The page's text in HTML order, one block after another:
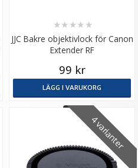
JJC Bakre objektivlock för Canon
Extender RF
★★ ★★ ★
99 kr
LÄGG I VARUKORG
4 varianter